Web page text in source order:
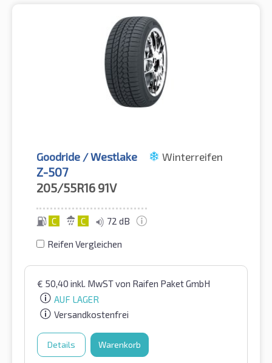
Goodride / Westlake Winterreifen
Z-507
205/55R16 91V
C C 72 dB
Reifen Vergleichen
€ 50,40 inkl. MwSTvon Raifen Paket GmbH
AUF LAGER
Versandkostenfrei
Details Warenkorb